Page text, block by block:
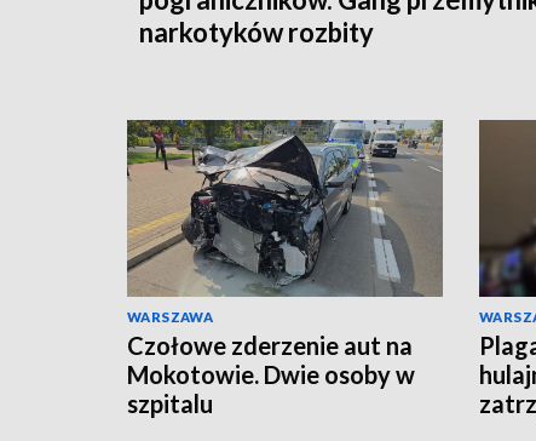
narkotyków rozbity
WARSZAWA
Czołowe zderzenie aut na
Mokotowie. Dwie osoby w
szpitalu